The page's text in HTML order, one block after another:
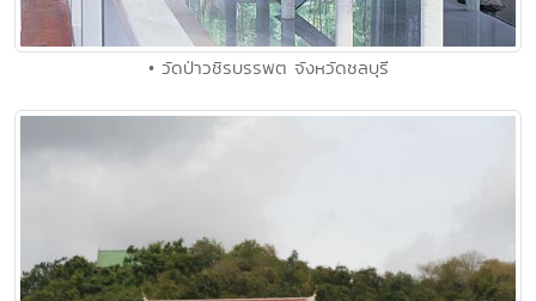
• วัดป่าวชิรบรรพต จังหวัดชลบุรี